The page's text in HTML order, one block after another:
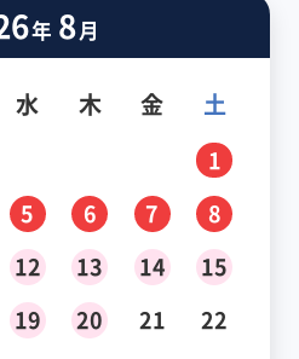
年 8月
水 木 金 土
1
5 6 7
8
12 13 14
15
19 20 21
22